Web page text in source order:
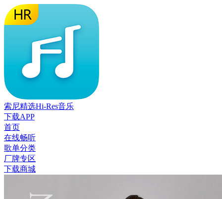
索尼精选Hi-Res音乐
下载APP
首页
在线畅听
歌单分类
厂牌专区
下载商城